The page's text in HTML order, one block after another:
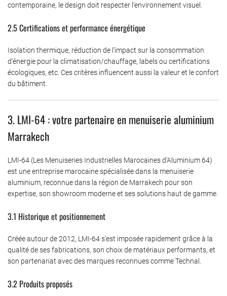
contemporaine, le design doit respecter l’environnement visuel.
2.5 Certifications et performance énergétique
Isolation thermique, réduction de l’impact sur la consommation
d’énergie pour la climatisation/chauffage, labels ou certifications
écologiques, etc. Ces critères influencent aussi la valeur et le confort
du bâtiment.
3. LMI-64 : votre partenaire en menuiserie aluminium
Marrakech
LMI-64 (Les Menuiseries Industrielles Marocaines d’Aluminium 64)
est une entreprise marocaine spécialisée dans la menuiserie
aluminium, reconnue dans la région de Marrakech pour son
expertise, son showroom moderne et ses solutions haut de gamme.
3.1 Historique et positionnement
Créée autour de 2012, LMI-64 s’est imposée rapidement grâce à la
qualité de ses fabrications, son choix de matériaux performants, et
son partenariat avec des marques reconnues comme Technal.
3.2 Produits proposés